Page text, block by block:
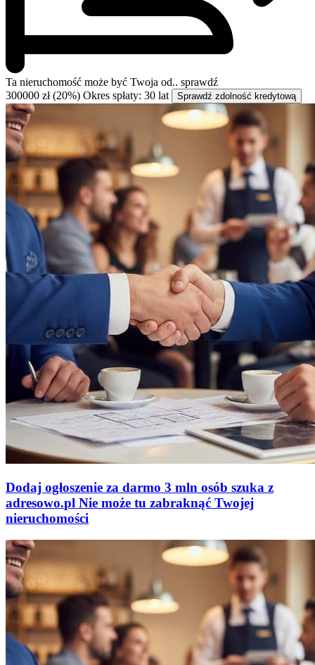
Ta nieruchomość może być Twoja od.. sprawdź
300000 zł (20%) Okres spłaty: 30 lat Sprawdź zdolność kredytową
Dodaj ogłoszenie za darmo 3 mln osób szuka z
adresowo.pl Nie może tu zabraknąć Twojej
nieruchomości